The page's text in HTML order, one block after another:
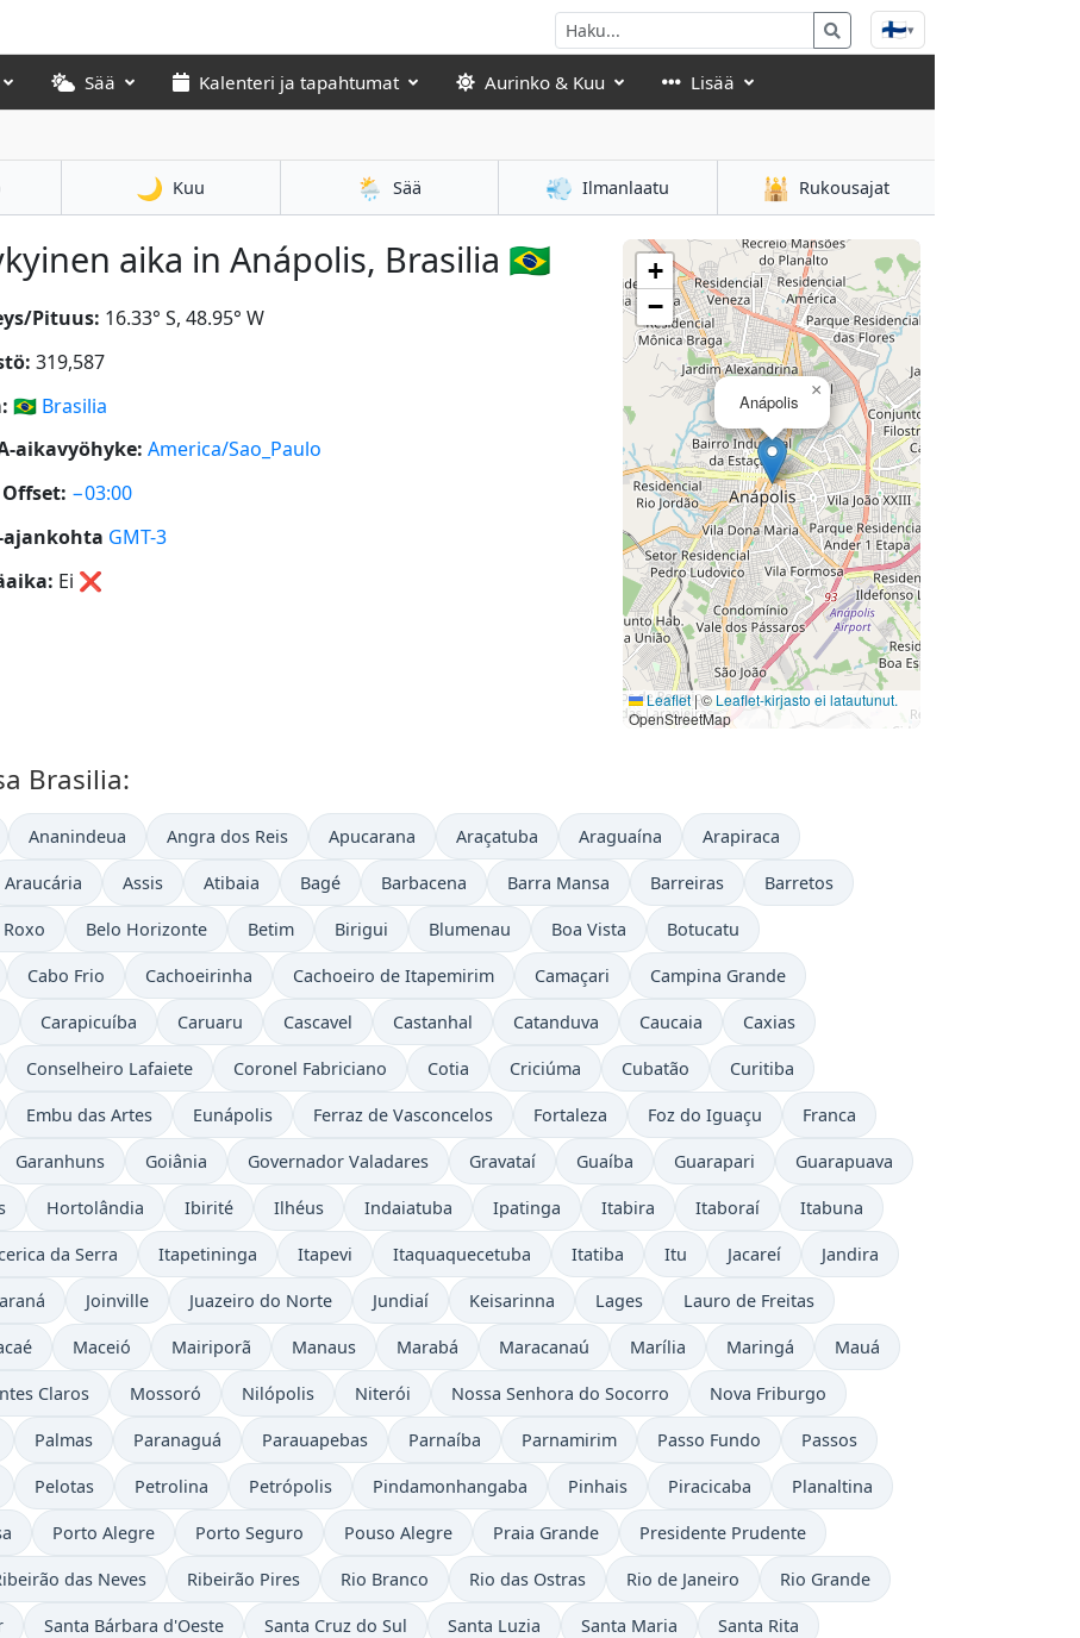
🇫🇮▾
Sää Kalenteri ja tapahtumat Aurinko & Kuu Lisää
🌙 Kuu 🌦️ Sää 💨 Ilmanlaatu 🕌 Rukousajat
aika in Anápolis, Brasilia 🇧🇷
Pituus: 16.33° S, 48.95° W
319,587
🇧🇷 Brasilia
aikavyöhyke: America/Sao_Paulo
Offset: −03:00
ajankohta GMT-3
Ei ❌
Anápolis
×
+
−
Leaflet |© Leaflet-kirjasto ei latautunut.
OpenStreetMap
Brasilia:
Ananindeua Angra dos Reis Apucarana Araçatuba Araguaína Arapiraca
Araucária Assis Atibaia Bagé Barbacena Barra Mansa Barreiras Barretos
Belo Horizonte Betim Birigui Blumenau Boa Vista Botucatu
Cabo Frio Cachoeirinha Cachoeiro de Itapemirim Camaçari Campina Grande
Carapicuíba Caruaru Cascavel Castanhal Catanduva Caucaia Caxias
Conselheiro Lafaiete Coronel Fabriciano Cotia Criciúma Cubatão Curitiba
Embu das Artes Eunápolis Ferraz de Vasconcelos Fortaleza Foz do Iguaçu Franca
Garanhuns Goiânia Governador Valadares Gravataí Guaíba Guarapari Guarapuava
Hortolândia Ibirité Ilhéus Indaiatuba Ipatinga Itabira Itaboraí Itabuna
da Serra Itapetininga Itapevi Itaquaquecetuba Itatiba Itu Jacareí Jandira
Joinville Juazeiro do Norte Jundiaí Keisarinna Lages Lauro de Freitas
Maceió Mairiporã Manaus Marabá Maracanaú Marília Maringá Mauá
Claros Mossoró Nilópolis Niterói Nossa Senhora do Socorro Nova Friburgo
Palmas Paranaguá Parauapebas Parnaíba Parnamirim Passo Fundo Passos
Pelotas Petrolina Petrópolis Pindamonhangaba Pinhais Piracicaba Planaltina
Porto Alegre Porto Seguro Pouso Alegre Praia Grande Presidente Prudente
das Neves Ribeirão Pires Rio Branco Rio das Ostras Rio de Janeiro Rio Grande
Santa Bárbara d'Oeste Santa Cruz do Sul Santa Luzia Santa Maria Santa Rita